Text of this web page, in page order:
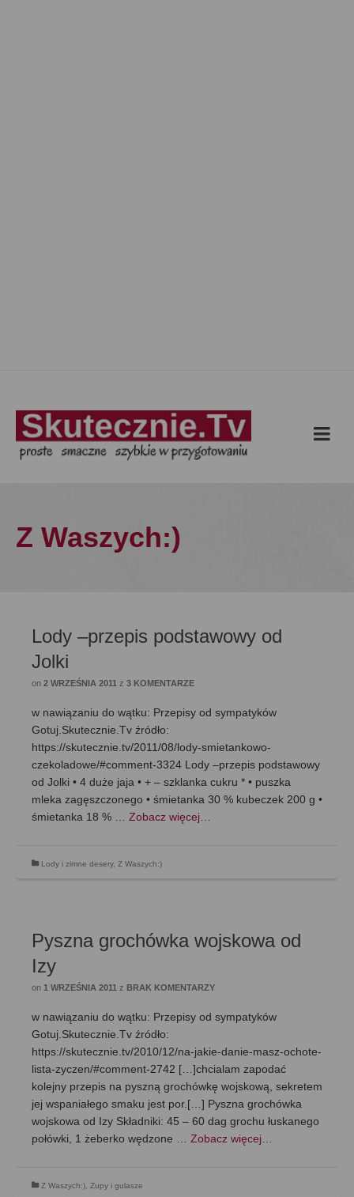
Z Waszych:)
Lody –przepis podstawowy od
Jolki
on 2 WRZEŚNIA 2011 z 3 KOMENTARZE
w nawiązaniu do wątku: Przepisy od sympatyków
Gotuj.Skutecznie.Tv źródło:
https://skutecznie.tv/2011/08/lody-smietankowo-
czekoladowe/#comment-3324 Lody –przepis podstawowy
od Jolki • 4 duże jaja • + – szklanka cukru * • puszka
mleka zagęszczonego • śmietanka 30 % kubeczek 200 g •
śmietanka 18 % … Zobacz więcej…
Lody i zimne desery, Z Waszych:)
Pyszna grochówka wojskowa od
Izy
on 1 WRZEŚNIA 2011 z BRAK KOMENTARZY
w nawiązaniu do wątku: Przepisy od sympatyków
Gotuj.Skutecznie.Tv źródło:
https://skutecznie.tv/2010/12/na-jakie-danie-masz-ochote-
lista-zyczen/#comment-2742 […]chcialam zapodać
kolejny przepis na pyszną grochówkę wojskową, sekretem
jej wspaniałego smaku jest por.[…] Pyszna grochówka
wojskowa od Izy Składniki: 45 – 60 dag grochu łuskanego
połówki, 1 żeberko wędzone … Zobacz więcej…
Z Waszych:) Zupy i gulasze